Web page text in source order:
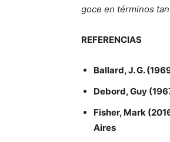
goce en términos
REFERENCIAS
Ballard, J. G.
Debord, Guy
Fisher, Mark
Aires